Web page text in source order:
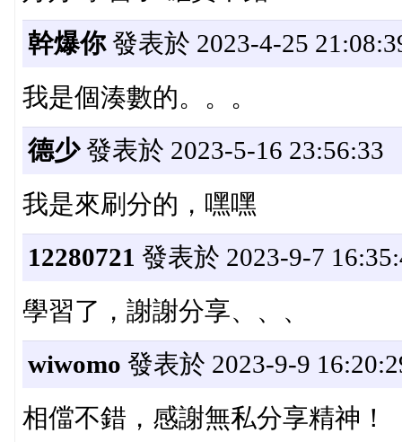
幹爆你發表於 2023-4-25
我是個湊數的。。。
德少發表於 2023-5-16 23:56:33
我是來刷分的，嘿嘿
12280721 發表於 2023-9-7
學習了，謝謝分享、、、
wiwomo 發表於 2023-9-9
相儅不錯，感謝無私分享精神！